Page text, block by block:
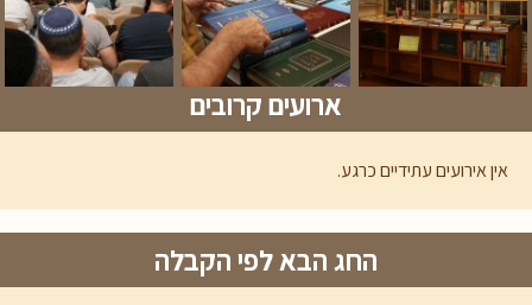
ארועים קרובים
אין אירועים עתידיים כרגע.
החג הבא לפי הקבלה